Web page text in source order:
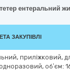
ентеральний
ЗАКУПІВЛІ
приліжковий,
об’єм: